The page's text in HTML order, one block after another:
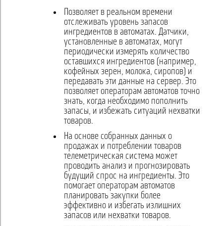
Позволяет в реальном времени
отслеживать уровень запасов
ингредиентов в автоматах. Датчики,
установленные в автоматах, могут
периодически измерять количество
оставшихся ингредиентов (например,
кофейных зерен, молока, сиропов) и
передавать эти данные на сервер. Это
позволяет операторам автоматов точно
знать, когда необходимо пополнить
запасы, и избежать ситуаций нехватки
товаров.
На основе собранных данных о
продажах и потреблении товаров
телеметрическая система может
проводить анализ и прогнозировать
будущий спрос на ингредиенты. Это
помогает операторам автоматов
планировать закупки более
эффективно и избегать излишних
запасов или нехватки товаров.